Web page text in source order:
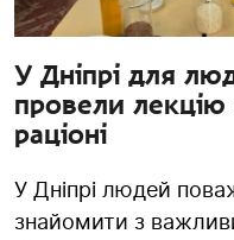
У Дніпрі для
провели лекцію
раціоні
У Дніпрі людей
знайомити з